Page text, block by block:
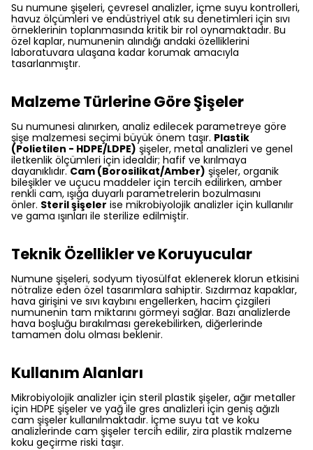
Su numune şişeleri, çevresel analizler, içme suyu kontrolleri,
havuz ölçümleri ve endüstriyel atık su denetimleri için sıvı
örneklerinin toplanmasında kritik bir rol oynamaktadır. Bu
özel kaplar, numunenin alındığı andaki özelliklerini
laboratuvara ulaşana kadar korumak amacıyla
tasarlanmıştır.
Malzeme Türlerine Göre Şişeler
Su numunesi alınırken, analiz edilecek parametreye göre
şişe malzemesi seçimi büyük önem taşır. Plastik
(Polietilen - HDPE/LDPE) şişeler, metal analizleri ve genel
iletkenlik ölçümleri için idealdir; hafif ve kırılmaya
dayanıklıdır. Cam (Borosilikat/Amber) şişeler, organik
bileşikler ve uçucu maddeler için tercih edilirken, amber
renkli cam, ışığa duyarlı parametrelerin bozulmasını
önler. Steril şişeler ise mikrobiyolojik analizler için kullanılır
ve gama ışınları ile sterilize edilmiştir.
Teknik Özellikler ve Koruyucular
Numune şişeleri, sodyum tiyosülfat eklenerek klorun etkisini
nötralize eden özel tasarımlara sahiptir. Sızdırmaz kapaklar,
hava girişini ve sıvı kaybını engellerken, hacim çizgileri
numunenin tam miktarını görmeyi sağlar. Bazı analizlerde
hava boşluğu bırakılması gerekebilirken, diğerlerinde
tamamen dolu olması beklenir.
Kullanım Alanları
Mikrobiyolojik analizler için steril plastik şişeler, ağır metaller
için HDPE şişeler ve yağ ile gres analizleri için geniş ağızlı
cam şişeler kullanılmaktadır. İçme suyu tat ve koku
analizlerinde cam şişeler tercih edilir, zira plastik malzeme
koku geçirme riski taşır.